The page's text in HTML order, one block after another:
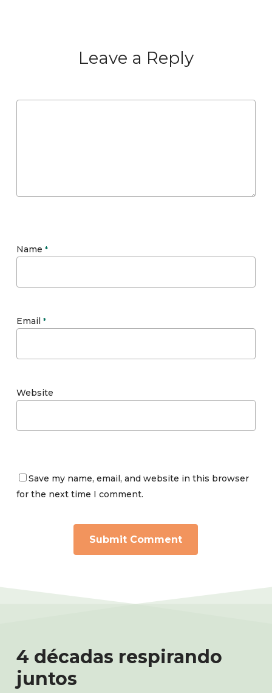
Leave a Reply
Name *
Email *
Website
Save my name, email, and website in this browser
for the next time I comment.
4 décadas respirando
juntos